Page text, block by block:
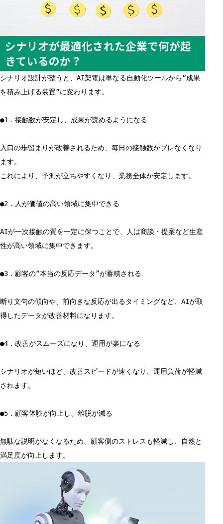
シナリオが最適化された企業で何が起
きているのか？
シナリオ設計が整うと、AI架電は単なる自動化ツールから“成果
を積み上げる装置”に変わります。
●1．接触数が安定し、成果が読めるようになる
入口の歩留まりが改善されるため、毎日の接触数がブレなくなり
ます。
これにより、予測が立ちやすくなり、業務全体が安定します。
●2．人が価値の高い領域に集中できる
AIが一次接触の質を一定に保つことで、人は商談・提案など生産
性が高い領域に集中できます。
●3．顧客の“本当の反応データ”が蓄積される
断り文句の傾向や、前向きな反応が出るタイミングなど、AIが取
得したデータが改善材料になります。
●4．改善がスムーズになり、運用が楽になる
シナリオが短いほど、改善スピードが速くなり、運用負荷が軽減
されます。
●5．顧客体験が向上し、離脱が減る
無駄な説明がなくなるため、顧客側のストレスも軽減し、自然と
満足度が向上します。